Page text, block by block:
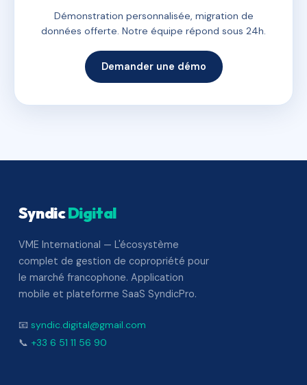
Démonstration personnalisée, migration de
données offerte. Notre équipe répond sous 24h.
Demander une démo
SyndicDigital
VME International — L'écosystème
complet de gestion de copropriété pour
le marché francophone. Application
mobile et plateforme SaaS SyndicPro.
📧 syndic.digital@gmail.com
📞 +33 6 51 11 56 90